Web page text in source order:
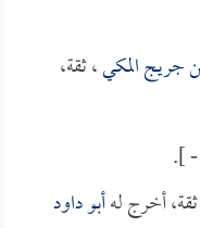
جريج المكي، ثقة،
- ].
أخرج لهأبو داود